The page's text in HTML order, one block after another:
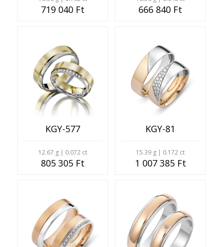
719 040 Ft 666 840 Ft
KGY-577
12.67 g | 0.072 ct
805 305 Ft
KGY-81
15.39 g | 0.172 ct
1 007 385 Ft